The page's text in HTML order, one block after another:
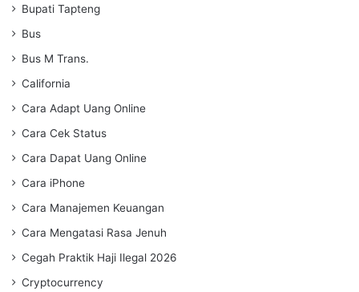
Bupati Tapteng
Bus
Bus M Trans.
California
Cara Adapt Uang Online
Cara Cek Status
Cara Dapat Uang Online
Cara iPhone
Cara Manajemen Keuangan
Cara Mengatasi Rasa Jenuh
Cegah Praktik Haji Ilegal 2026
Cryptocurrency